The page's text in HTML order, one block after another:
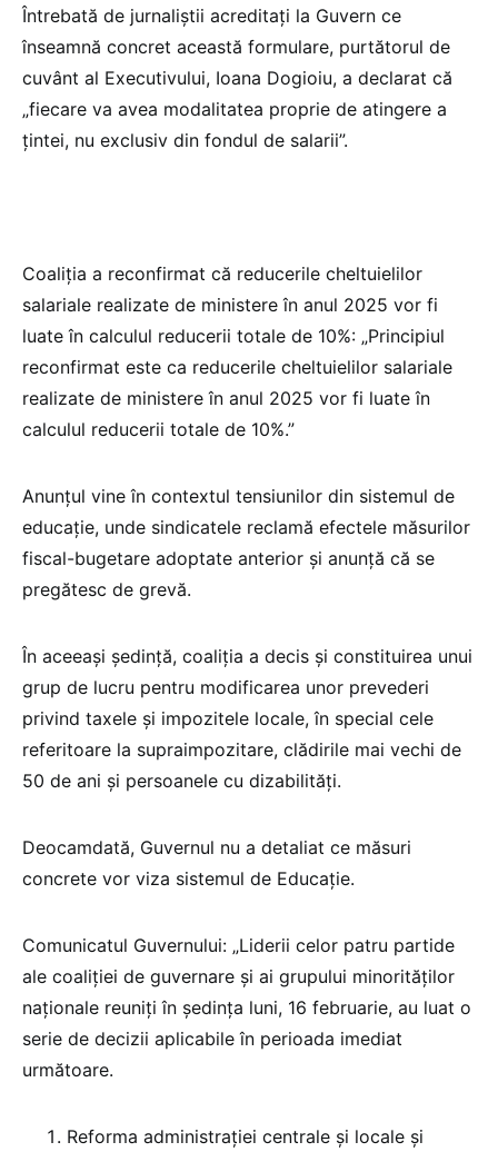
Întrebată de jurnaliștii acreditați la Guvern ce
înseamnă concret această formulare, purtătorul de
cuvânt al Executivului, Ioana Dogioiu, a declarat că
„fiecare va avea modalitatea proprie de atingere a
țintei, nu exclusiv din fondul de salarii”.
Coaliția a reconfirmat că reducerile cheltuielilor
salariale realizate de ministere în anul 2025 vor fi
luate în calculul reducerii totale de 10%: „Principiul
reconfirmat este ca reducerile cheltuielilor salariale
realizate de ministere în anul 2025 vor fi luate în
calculul reducerii totale de 10%.”
Anunțul vine în contextul tensiunilor din sistemul de
educație, unde sindicatele reclamă efectele măsurilor
fiscal-bugetare adoptate anterior și anunță că se
pregătesc de grevă.
În aceeași ședință, coaliția a decis și constituirea unui
grup de lucru pentru modificarea unor prevederi
privind taxele și impozitele locale, în special cele
referitoare la supraimpozitare, clădirile mai vechi de
50 de ani și persoanele cu dizabilități.
Deocamdată, Guvernul nu a detaliat ce măsuri
concrete vor viza sistemul de Educație.
Comunicatul Guvernului: „Liderii celor patru partide
ale coaliției de guvernare și ai grupului minorităților
naționale reuniți în ședința luni, 16 februarie, au luat o
serie de decizii aplicabile în perioada imediat
următoare.
Reforma administrației centrale și locale și